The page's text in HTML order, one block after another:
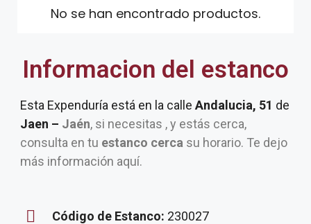
No se han encontrado productos.
Informacion del estanco
Esta Expenduría está en la calle Andalucia, 51 de
Jaen – Jaén, si necesitas , y estás cerca,
consulta en tu estanco cerca su horario. Te dejo
más información aquí.
Código de Estanco: 230027